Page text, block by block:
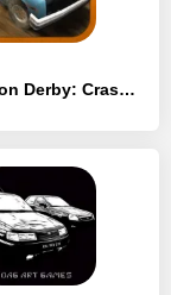
Demolition Derby: Crash Racing